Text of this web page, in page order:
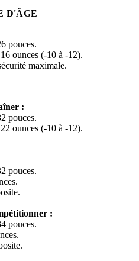
D'ÂGE
pouces.
ounces (-10 à -12).
maximale.
:
pouces.
ounces (-10 à -12).
pouces.
:
pouces.